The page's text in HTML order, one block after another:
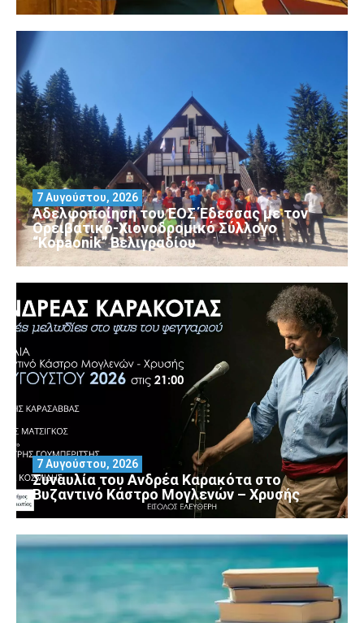
Αδελφοποίηση του ΕΟΣ Έδεσσας με τον
Ορειβατικό-Χιονοδρομικό Σύλλογο
“Kopaonik” Βελιγραδίου
7 Αυγούστου, 2026
Συναυλία του Ανδρέα Καρακότα στο
Βυζαντινό Κάστρο Μογλενών – Χρυσής
7 Αυγούστου, 2026